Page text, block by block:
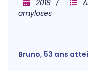
2018
amyloses
Bruno, 53 ans